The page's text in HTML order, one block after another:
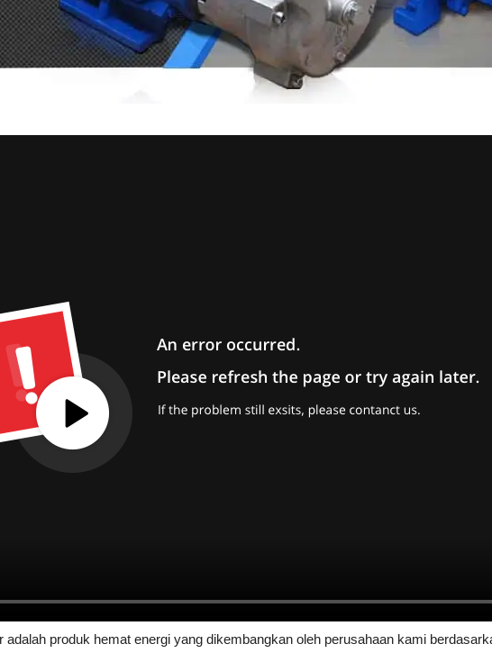
produk hemat energi yang dikembangkan oleh perusahaan kami